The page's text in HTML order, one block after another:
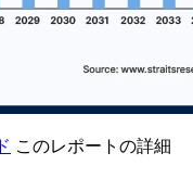
このレポートの詳細